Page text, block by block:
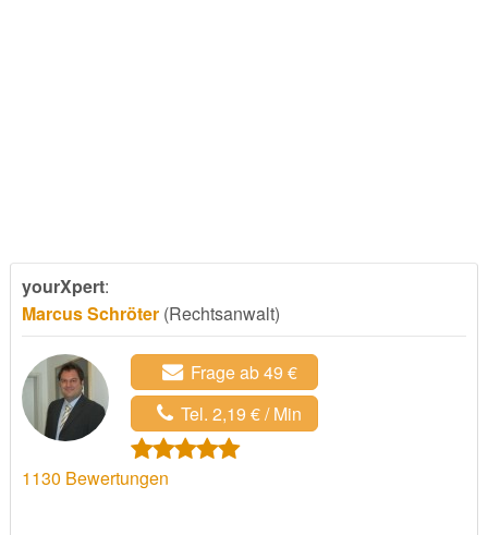
yourXpert:
Marcus Schröter(Rechtsanwalt)
Frage ab 49 €
Tel. 2,19 € / Min
1130 Bewertungen